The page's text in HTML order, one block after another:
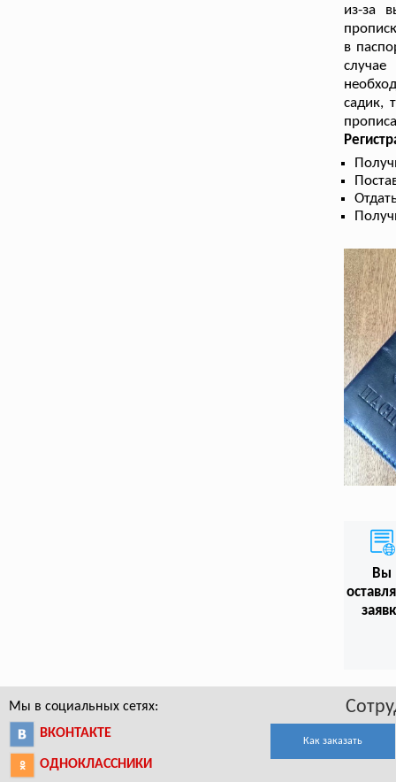
из-за
в
садик,
Вы
Мы в социальных сетях:
ВКОНТАКТЕ
ОДНОКЛАССНИКИ
Как заказать